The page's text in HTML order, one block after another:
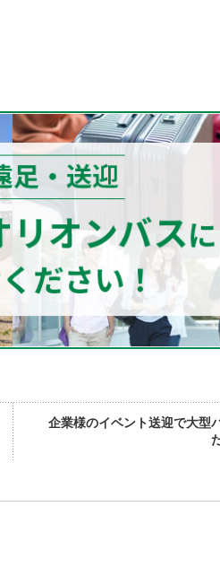
企業様のイベント送迎で大型